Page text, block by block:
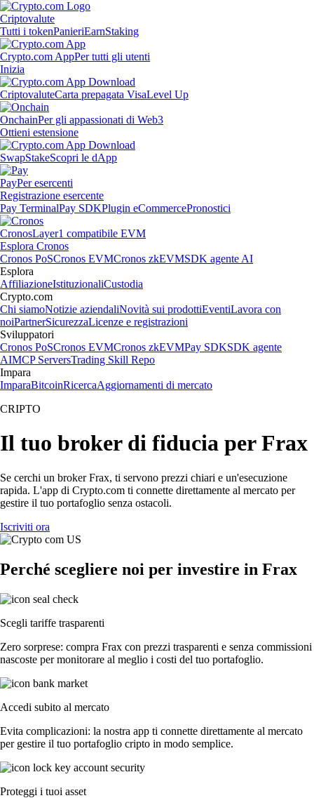
Criptovalute
Tutti i tokenPanieriEarnStaking
Crypto.com AppPer tutti gli utenti
Inizia
CriptovaluteCarta prepagata VisaLevel Up
OnchainPer gli appassionati di Web3
Ottieni estensione
SwapStakeScopri le dApp
PayPer esercenti
Registrazione esercente
Pay TerminalPay SDKPlugin eCommercePronostici
CronosLayer1 compatibile EVM
Esplora Cronos
Cronos PoSCronos EVMCronos zkEVMSDK agente AI
Esplora
AffiliazioneIstituzionaliCustodia
Crypto.com
Chi siamoNotizie aziendaliNovità sui prodottiEventiLavora con
noiPartnerSicurezzaLicenze e registrazioni
Sviluppatori
Cronos PoSCronos EVMCronos zkEVMPay SDKSDK agente
AIMCP ServersTrading Skill Repo
Impara
ImparaBitcoinRicercaAggiornamenti di mercato
CRIPTO
Il tuo broker di fiducia per Frax
Se cerchi un broker Frax, ti servono prezzi chiari e un'esecuzione
rapida. L'app di Crypto.com ti connette direttamente al mercato per
gestire il tuo portafoglio senza ostacoli.
Iscriviti ora
Perché scegliere noi per investire in Frax
Scegli tariffe trasparenti
Zero sorprese: compra Frax con prezzi trasparenti e senza commissioni
nascoste per monitorare al meglio i costi del tuo portafoglio.
Accedi subito al mercato
Evita complicazioni: la nostra app ti connette direttamente al mercato
per gestire il tuo portafoglio cripto in modo semplice.
Proteggi i tuoi asset